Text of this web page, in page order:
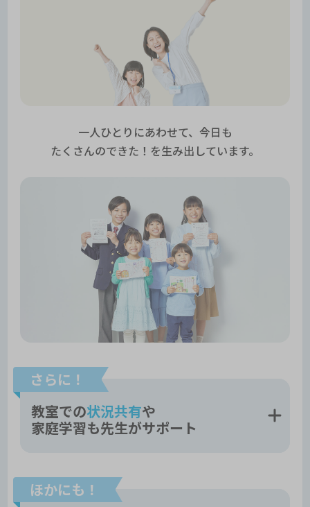
一人ひとりにあわせて、今日も
たくさんのできた！を生み出しています。
さらに！
教室での状況共有や
家庭学習も先生がサポート
ほかにも！